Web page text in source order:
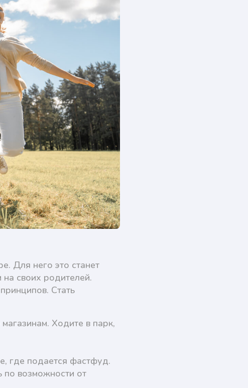
Для него это станет
своих родителей.
Стать
Ходите в парк,
где подается фастфуд.
по возможности от